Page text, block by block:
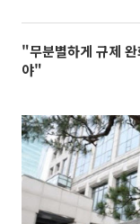
"무분별하게 규제
야"